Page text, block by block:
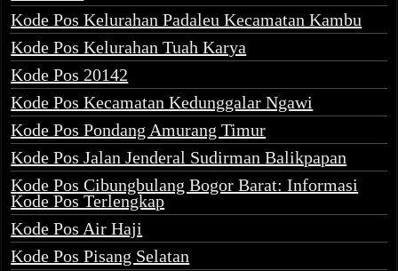
Kode Pos Kelurahan Padaleu Kecamatan Kambu
Kode Pos Kelurahan Tuah Karya
Kode Pos 20142
Kode Pos Kecamatan Kedunggalar Ngawi
Kode Pos Pondang Amurang Timur
Kode Pos Jalan Jenderal Sudirman Balikpapan
Kode Pos Cibungbulang Bogor Barat: Informasi
Kode Pos Terlengkap
Kode Pos Air Haji
Kode Pos Pisang Selatan